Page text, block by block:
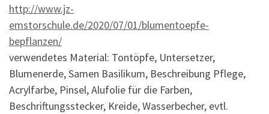
http://www.jz-
emstorschule.de/2020/07/01/blumentoepfe-
bepflanzen/
verwendetes Material: Tontöpfe, Untersetzer,
Blumenerde, Samen Basilikum, Beschreibung Pflege,
Acrylfarbe, Pinsel, Alufolie für die Farben,
Beschriftungsstecker, Kreide, Wasserbecher, evtl.